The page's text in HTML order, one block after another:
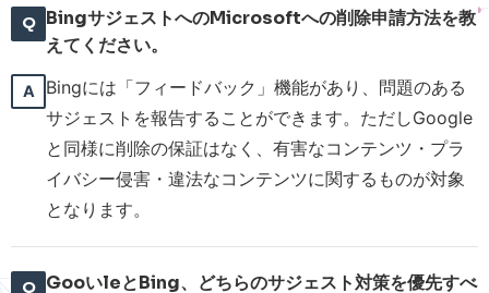
BingサジェストへのMicrosoftへの削除申請方法を教
えてください。
Bingには「フィードバック」機能があり、問題のある
サジェストを報告することができます。ただしGoogle
と同様に削除の保証はなく、有害なコンテンツ・プラ
イバシー侵害・違法なコンテンツに関するものが対象
となります。
GooいleとBing、どちらのサジェスト対策を優先すべ